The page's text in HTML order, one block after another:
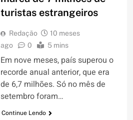
turistas estrangeiros
Redação
10 meses
ago
0 5 mins
Em nove meses, país superou o
recorde anual anterior, que era
de 6,7 milhões. Só no mês de
setembro foram…
Continue Lendo